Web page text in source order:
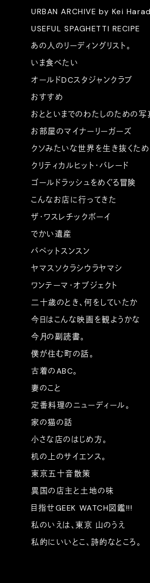
URBAN ARCHIVE by Kei
USEFUL SPAGHETTI RECIPE
あの人のリーディングリスト。
いま食べたい
オールドDCスタジャンクラブ
おすすめ
おとといまでのわたしのための写
お部屋のマイナーリーガーズ
クソみたいな世界を生き抜くた
クリティカルヒット・パレード
ゴールドラッシュをめぐる冒険
こんなお店に行ってきた
ザ・ワスレチックボーイ
でかい遺産
パペットスンスン
ヤマスソクラシウラヤマシ
ワンテーマ・オブジェクト
二十歳のとき、何をしていたか
今日はこんな映画を観ようかな
今月の副読書。
僕が住む町の話。
古着のABC。
妻のこと
定番料理のニューディール。
家の猫の話
小さな店のはじめ方。
机の上のサイエンス。
東京五十音散策
異国の店主と土地の味
目指せGEEK WATCH図鑑!!!
私のいえは、東京 山のうえ
私的にいいとこ、詩的なところ。